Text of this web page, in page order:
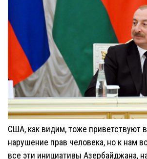
США, как видим, тоже приветствуют
нарушение прав человека, но к нам
все эти инициативы Азербайджана,